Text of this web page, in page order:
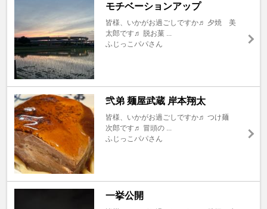
モチベーションアップ
皆様、いかがお過ごしですか♬ 夕焼 美
太郎です♬ 脱お菓 ...
ふじっこパパさん
弐弟 麺屋武蔵 岸本翔太
皆様、いかがお過ごしですか♬ つけ麺
次郎です♬ 冒頭の ...
ふじっこパパさん
一挙公開